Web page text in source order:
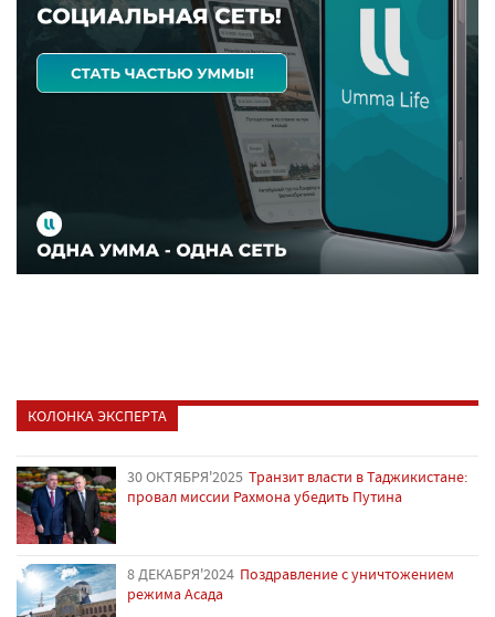
КОЛОНКА ЭКСПЕРТА
30 ОКТЯБРЯ'2025 Транзит власти в Таджикистане:
провал миссии Рахмона убедить Путина
8 ДЕКАБРЯ'2024 Поздравление с уничтожением
режима Асада